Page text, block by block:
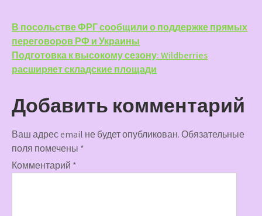
Навигация
по
записям
В посольстве ФРГ сообщили о поддержке прямых
переговоров РФ и Украины
Подготовка к высокому сезону: Wildberries
расширяет складские площади
Добавить комментарий
Ваш адрес email не будет опубликован.Обязательные
поля помечены *
Комментарий *